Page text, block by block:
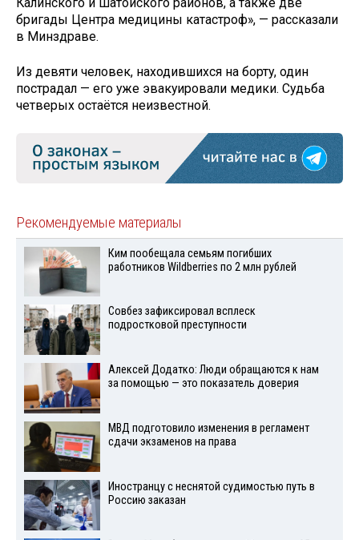
бригады Центра медицины катастроф», — рассказали
в Минздраве.
Из девяти человек, находившихся на борту, один
пострадал — его уже эвакуировали медики. Судьба
четверых остаётся неизвестной.
Рекомендуемые материалы
Ким пообещала семьям погибших
работников Wildberries по 2 млн рублей
Совбез зафиксировал всплеск
подростковой преступности
Алексей Додатко: Люди обращаются к нам
за помощью — это показатель доверия
МВД подготовило изменения в регламент
сдачи экзаменов на права
Иностранцу с неснятой судимостью путь в
Россию заказан